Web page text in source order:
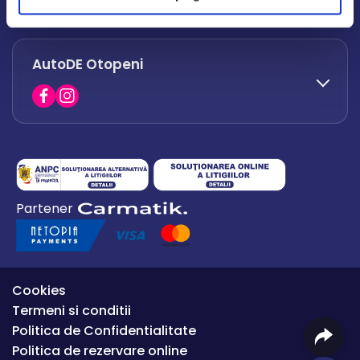
office.afumati@autode.ro
0730 063 852
0730 063 851
AutoDE Otopeni
0754 649 360
office.premium@autode.ro
Partener
Cookies
Termeni si conditii
Politica de Confidentialitate
Politica de rezervare online